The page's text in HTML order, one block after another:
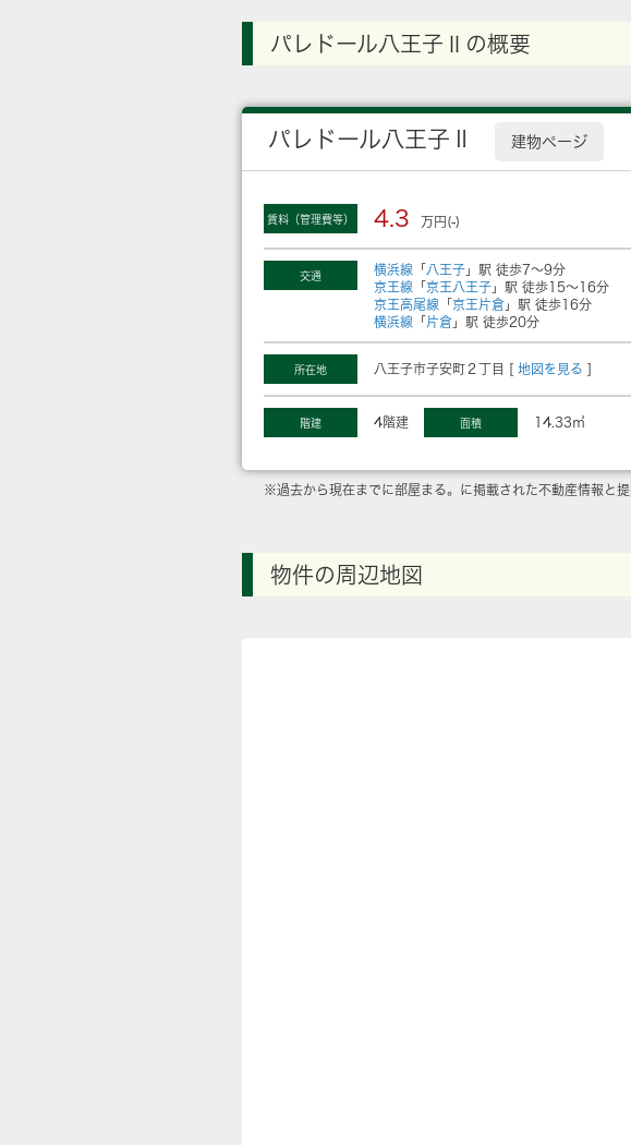
パレドール八王子Ⅱの概要
パレドール八王子Ⅱ 建物ページ
賃料（管理費等） 4.3 万円(-)
交通 横浜線 「 八王子 」駅 徒歩7～9分
京王線 「 京王八王子 」駅 徒歩15～16分
京王高尾線 「 京王片倉 」駅 徒歩16分
横浜線 「 片倉 」駅 徒歩20分
所在地 八王子市子安町２丁目 [ 地図を見る ]
階建 4階建 面積 14.33㎡
※過去から現在までに部屋まる。に掲載された不動産情報と
物件の周辺地図